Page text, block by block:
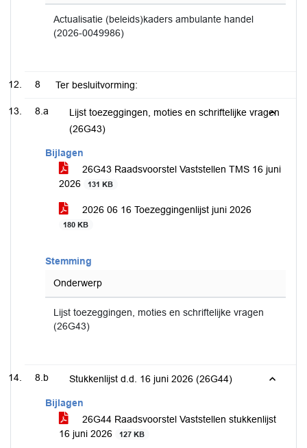
Actualisatie (beleids)kaders ambulante handel
(2026-0049986)
8 Ter besluitvorming:
8.a
Lijst toezeggingen, moties en schriftelijke vragen
(26G43)
Bijlagen
26G43 Raadsvoorstel Vaststellen TMS 16 juni
2026
131 KB
2026 06 16 Toezeggingenlijst juni 2026
180 KB
Stemming
Onderwerp
Lijst toezeggingen, moties en schriftelijke vragen
(26G43)
8.b Stukkenlijst d.d. 16 juni 2026 (26G44)
Bijlagen
26G44 Raadsvoorstel Vaststellen stukkenlijst
16 juni 2026
127 KB